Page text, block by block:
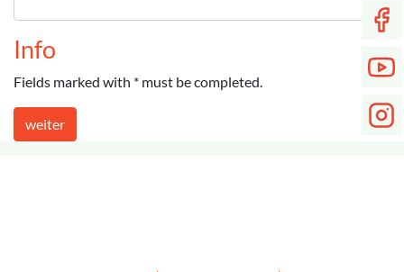
Info
Fields marked with * must be completed.
weiter